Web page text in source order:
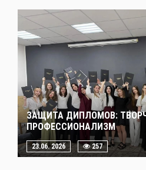
ЗАЩИТА ДИПЛОМОВ:
ПРОФЕССИОНАЛИЗМ
23.06. 2026 257